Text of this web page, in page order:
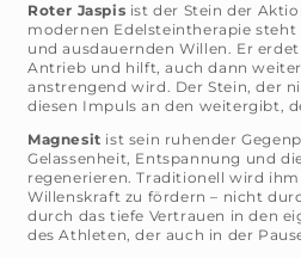
Roter Jaspis ist der Stein der
modernen Edelsteintherapie
und ausdauernden Willen. Er
Antrieb und hilft, auch dann
anstrengend wird. Der Stein, der
diesen Impuls an den weitergibt,
Magnesit ist sein ruhender
Gelassenheit, Entspannung und
regenerieren. Traditionell wird
Willenskraft zu fördern – nicht
durch das tiefe Vertrauen in den
des Athleten, der auch in der